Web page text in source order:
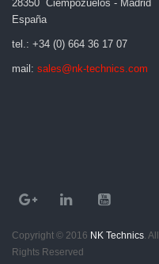
28350 Ciempozuelos - Madrid
España
tel.: +34 (0) 664 36 17 07
mail: sales@nk-technics.com
Copyright © 2016 NK Technics . All
Rights Reserved